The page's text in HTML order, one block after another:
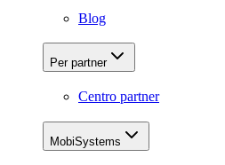
Blog
Per partner
Centro partner
MobiSystems